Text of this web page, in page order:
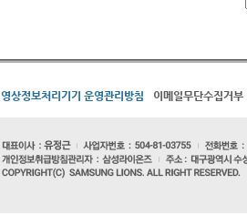
영상정보처리기기 운영관리방침 이메일무단수집거부